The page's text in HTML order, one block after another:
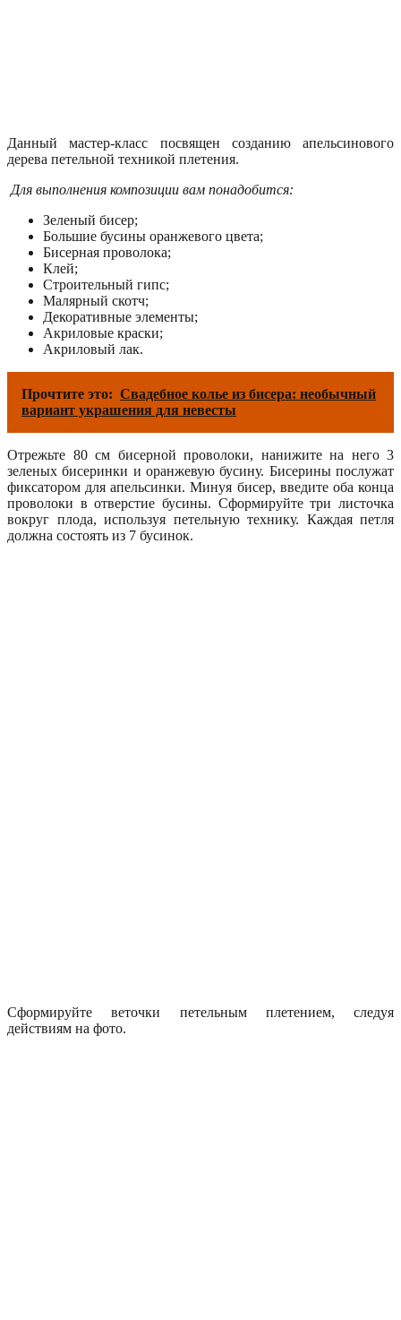
Данный мастер-класс посвящен созданию апельсинового
дерева петельной техникой плетения.
Для выполнения композиции вам понадобится:
Зеленый бисер;
Большие бусины оранжевого цвета;
Бисерная проволока;
Клей;
Строительный гипс;
Малярный скотч;
Декоративные элементы;
Акриловые краски;
Акриловый лак.
Прочтите это: Свадебное колье из бисера: необычный
вариант украшения для невесты
Отрежьте 80 см бисерной проволоки, нанижите на него 3
зеленых бисеринки и оранжевую бусину. Бисерины послужат
фиксатором для апельсинки. Минуя бисер, введите оба конца
проволоки в отверстие бусины. Сформируйте три листочка
вокруг плода, используя петельную технику. Каждая петля
должна состоять из 7 бусинок.
Сформируйте веточки петельным плетением, следуя
действиям на фото.